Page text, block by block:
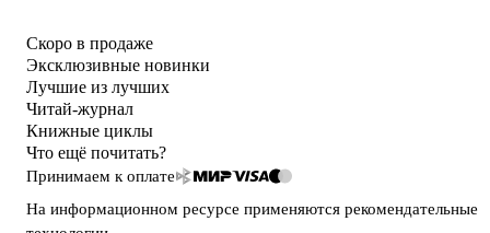
Скоро в продаже
Эксклюзивные новинки
Лучшие из лучших
Читай-журнал
Книжные циклы
Что ещё почитать?
Принимаем к оплате
На информационном ресурсе применяются рекомендательные